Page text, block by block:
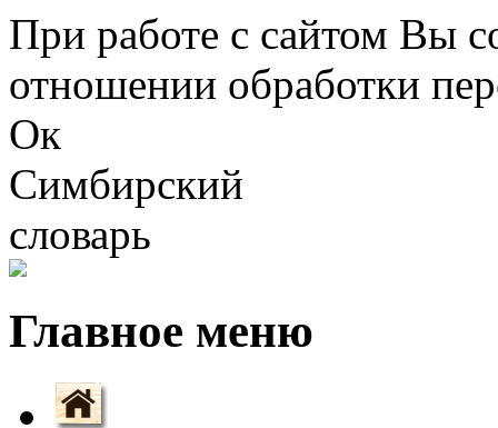
Перейти к основному содержанию
При работе с сайтом Вы
отношении обработки
Ок
Симбирский
словарь
Главное меню